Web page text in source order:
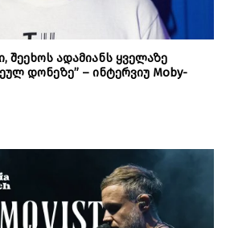
შეეხოს ადამიანს ყველაზე
დონეზე” – ინტერვიუ Moby-